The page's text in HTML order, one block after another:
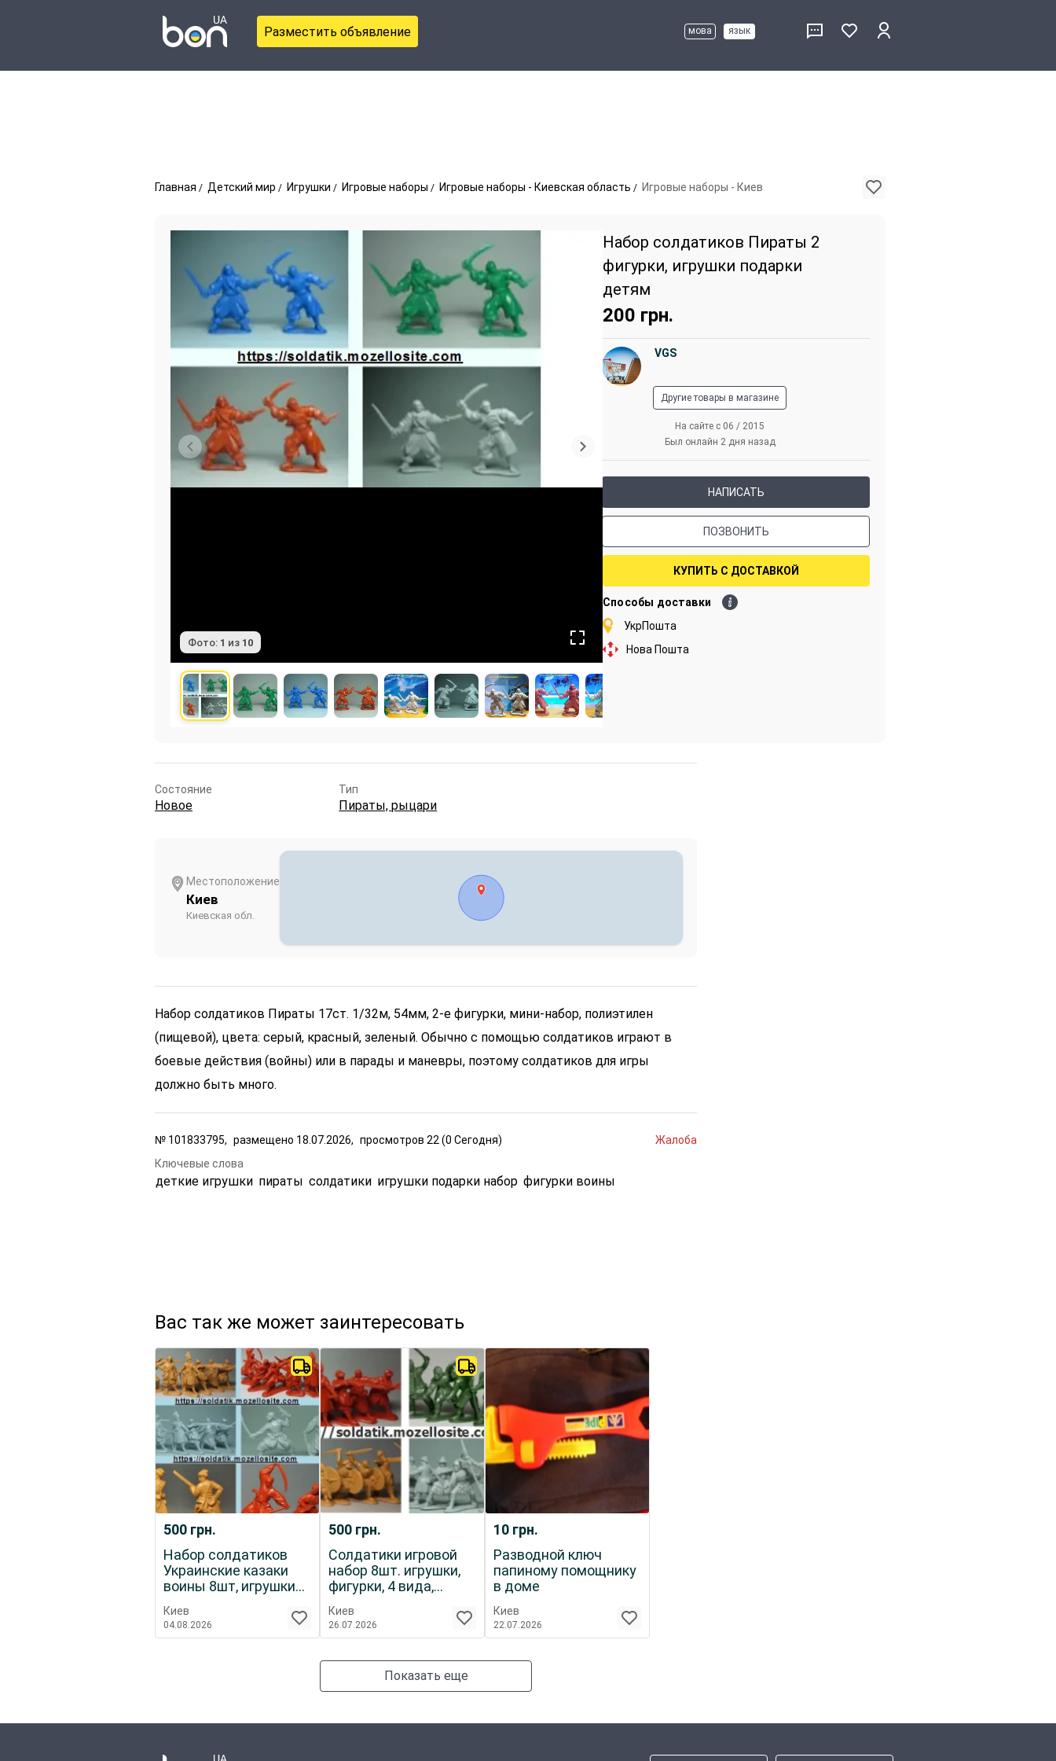
Разместить объявление мова язык
Главная Детский мир Игрушки Игровые наборы Игровые наборы - Киевская область Игровые наборы - Киев
Фото: 1 из 10
Набор солдатиков Пираты 2
фигурки, игрушки подарки
детям
200 грн.
VGS
Другие товары в магазине
На сайте с 06 / 2015
Был онлайн 2 дня назад
НАПИСАТЬ
ПОЗВОНИТЬ
КУПИТЬ С ДОСТАВКОЙ
Способы доставки
УкрПошта
Нова Пошта
Состояние
Новое
Тип
Пираты, рыцари
Местоположение
Киев
Киевская обл.
Набор солдатиков Пираты 17ст. 1/32м, 54мм, 2-е фигурки, мини-набор, полиэтилен
(пищевой), цвета: серый, красный, зеленый. Обычно с помощью солдатиков играют в
боевые действия (войны) или в парады и маневры, поэтому солдатиков для игры
должно быть много.
№ 101833795, размещено 18.07.2026, просмотров 22 (0 Сегодня)
Жалоба
Ключевые слова
деткие игрушки пираты солдатики игрушки подарки набор фигурки воины
Вас так же может заинтересовать
500 грн.
Набор солдатиков
Украинские казаки
воины 8шт, игрушки
Киев
04.08.2026
500 грн.
Солдатики игровой
набор 8шт. игрушки,
фигурки, 4 вида,
Киев
26.07.2026
10 грн.
Разводной ключ
папиному помощнику
в доме
Киев
22.07.2026
Показать еще